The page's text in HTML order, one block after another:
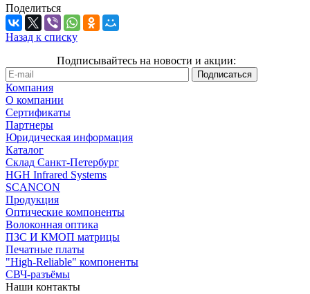
Поделиться
Назад к списку
Подписывайтесь на новости и акции:
Компания
О компании
Сертификаты
Партнеры
Юридическая информация
Каталог
Cклад Санкт-Петербург
HGH Infrared Systems
SCANCON
Продукция
Оптические компоненты
Волоконная оптика
ПЗС И КМОП матрицы
Печатные платы
"High-Reliable" компоненты
СВЧ-разъёмы
Наши контакты